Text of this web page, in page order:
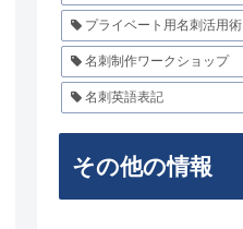
プライベート用名刺活用術
名刺制作ワークショップ
名刺英語表記
その他の情報